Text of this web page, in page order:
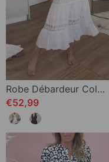
Robe Débardeur Col V En Dentelle
€52,99